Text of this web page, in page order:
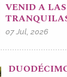
VENID A
07 Jul, 2026